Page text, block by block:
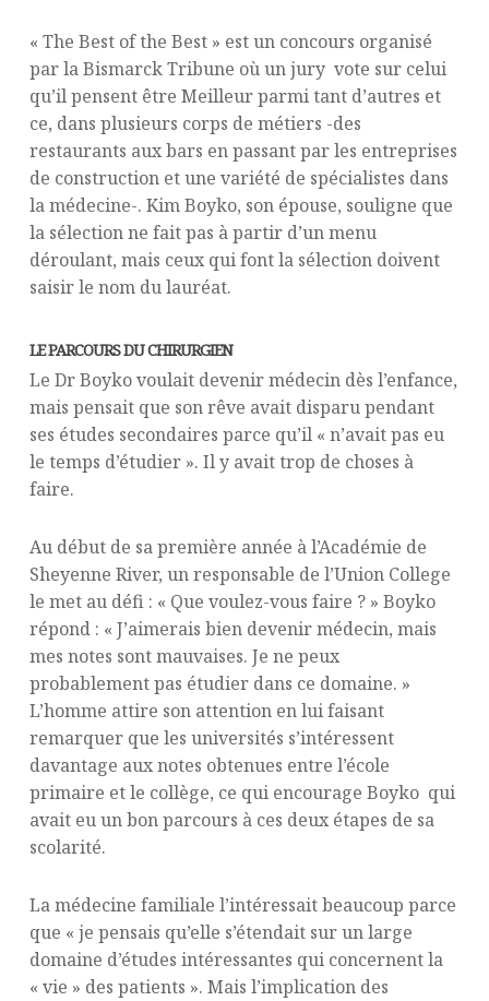
« The Best of the Best » est un concours organisé
par la Bismarck Tribune où un jury vote sur celui
qu’il pensent être Meilleur parmi tant d’autres et
ce, dans plusieurs corps de métiers -des
restaurants aux bars en passant par les entreprises
de construction et une variété de spécialistes dans
la médecine-. Kim Boyko, son épouse, souligne que
la sélection ne fait pas à partir d’un menu
déroulant, mais ceux qui font la sélection doivent
saisir le nom du lauréat.
LE PARCOURS DU CHIRURGIEN
Le Dr Boyko voulait devenir médecin dès l’enfance,
mais pensait que son rêve avait disparu pendant
ses études secondaires parce qu’il « n’avait pas eu
le temps d’étudier ». Il y avait trop de choses à
faire.
Au début de sa première année à l’Académie de
Sheyenne River, un responsable de l’Union College
le met au défi : « Que voulez-vous faire ? » Boyko
répond : « J’aimerais bien devenir médecin, mais
mes notes sont mauvaises. Je ne peux
probablement pas étudier dans ce domaine. »
L’homme attire son attention en lui faisant
remarquer que les universités s’intéressent
davantage aux notes obtenues entre l’école
primaire et le collège, ce qui encourage Boyko qui
avait eu un bon parcours à ces deux étapes de sa
scolarité.
La médecine familiale l’intéressait beaucoup parce
que « je pensais qu’elle s’étendait sur un large
domaine d’études intéressantes qui concernent la
« vie » des patients ». Mais l’implication des